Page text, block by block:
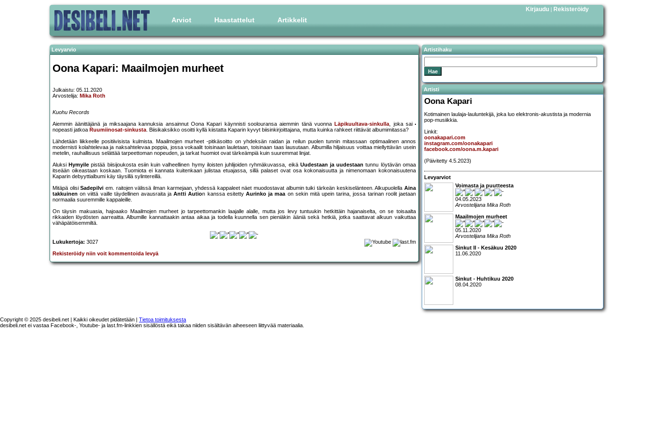
Arviot Haastattelut Artikkelit
Kirjaudu | Rekisteröidy
Levyarvio
Oona Kapari: Maailmojen murheet
Julkaistu: 05.11.2020
Arvostelija: Mika Roth
Kuohu Records
Aiemmin äänittäjänä ja miksaajana kannuksia ansainnut Oona Kapari käynnisti soolouransa aiemmin tänä vuonna Läpikuultava-sinkulla, joka sai
nopeasti jatkoa Ruumiinosat-sinkusta. Biisikaksikko osoitti kyllä kiistatta Kaparin kyvyt biisinkirjoittajana, mutta kuinka rahkeet riittävät albumimitassa?
Lähdetään liikkeelle positiivisista kulmista. Maailmojen murheet -pitkäsoitto on yhdeksän raidan ja reilun puolen tunnin mitassaan optimaalinen annos
modernisti kolahtelevaa ja naksahtelevaa poppia, jossa vokaalit toisinaan lauletaan, toisinaan taas lausutaan. Albumilla hiljaisuus voittaa miellyttävän usein
metelin, rauhallisuus selättää tarpeettoman nopeuden, ja tarkat huomiot ovat tärkeämpiä kuin suuremmat linjat.
Aluksi Hymyile pistää biisijoukosta esiin kuin valheellinen hymy iloisten juhlijoiden ryhmäkuvassa, eikä Uudestaan ja uudestaan tunnu löytävän omaa
itseään oikeastaan koskaan. Tuomiota ei kannata kuitenkaan julistaa etuajassa, sillä palaset ovat osa kokonaisuutta ja nimenomaan kokonaisuutena
Kaparin debyyttialbumi käy täysillä sylintereillä.
Mitäpä olisiSadepilvi em. raitojen välissä ilman karmejaan, yhdessä kappaleet näet muodostavat albumin tuiki tärkeän keskiselänteen. Alkupuolella Aina
takkuinen on viittä vaille täydellinen avausraita jaAntti Aution kanssa esitetty Aurinko ja maaon sekin mitä upein tarina, jossa tarinan roolit jaetaan
normaalia suuremmille kappaleille.
On täysin makuasia, hajoaako Maailmojen murheet jo tarpeettomankin laajalle alalle, mutta jos levy tuntuukin hetkittäin hajanaiselta, on se toisaalta
rikkaiden löydösten aarreaitta. Albumille kannattaakin antaa aikaa ja todella kuunnella sen pieniäkin ääniä sekä hetkiä, jotka saattavat alkuun vaikuttaa
vähäpätöisemmiltä.
Lukukertoja: 3027
Rekisteröidy niin voit kommentoida levyä
Artistihaku
Artisti
Oona Kapari
Kotimainen laulaja-lauluntekijä, joka luo elektronis-akustista ja modernia
pop-musiikkia.
Linkit:
oonakapari.com
instagram.com/oonakapari
facebook.com/oona.m.kapari
(Päivitetty 4.5.2023)
Levyarviot
Voimasta ja puutteesta
04.05.2023
Arvostelijana Mika Roth
Maailmojen murheet
05.11.2020
Arvostelijana Mika Roth
Sinkut II - Kesäkuu 2020
11.06.2020
Sinkut - Huhtikuu 2020
08.04.2020
Copyright © 2025 desibeli.net | Kaikki oikeudet pidätetään | Tietoa toimituksesta
desibeli.net ei vastaa Facebook-, Youtube- ja last.fm-linkkien sisällöstä eikä takaa niiden sisältävän aiheeseen liittyvää materiaalia.